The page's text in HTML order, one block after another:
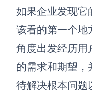
如果企业发现它
该看的第一个地
角度出发经历用
的需求和期望，
待解决根本问题